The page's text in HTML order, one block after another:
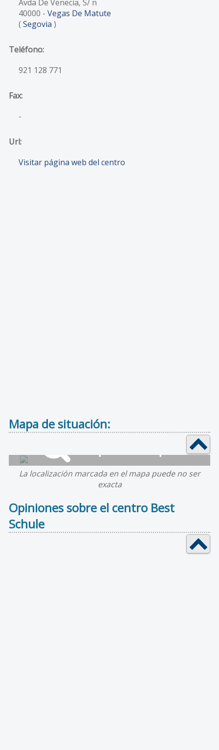
Avda De Venecia, S/ n
40000 - Vegas De Matute
( Segovia )
Teléfono:
921 128 771
Fax:
-
Url:
Visitar página web del centro
Mapa de situación:
La localización marcada en el mapa puede no ser
exacta
Opiniones sobre el centro Best
Schule